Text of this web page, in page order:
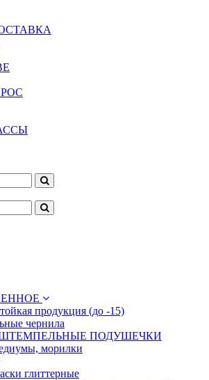
продукция (до -15)
чернила
ШТЕМПЕЛЬНЫЕ ПОДУШЕЧКИ
морилки
глиттерные